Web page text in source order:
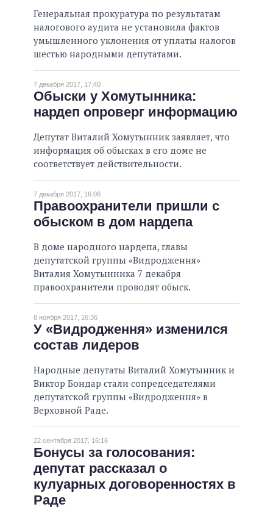
Генеральная прокуратура по результатам
налогового аудита не установила фактов
умышленного уклонения от уплаты налогов
шестью народными депутатами.
7 декабря 2017, 17:40
Обыски у Хомутынника:
нардеп опроверг информацию
Депутат Виталий Хомутынник заявляет, что
информация об обысках в его доме не
соответствует действительности.
7 декабря 2017, 16:06
Правоохранители пришли с
обыском в дом нардепа
В доме народного нардепа, главы
депутатской группы «Видродження»
Виталия Хомутынника 7 декабря
правоохранители проводят обыск.
8 ноября 2017, 16:36
У «Видродження» изменился
состав лидеров
Народные депутаты Виталий Хомутынник и
Виктор Бондар стали сопредседателями
депутатской группы «Видродження» в
Верховной Раде.
22 сентября 2017, 16:16
Бонусы за голосования:
депутат рассказал о
кулуарных договоренностях в
Раде